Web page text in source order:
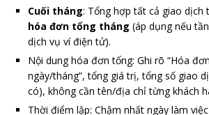
Cuối tháng: Tổng hợp tất cả giao
hóa đơn tổng tháng (áp dụng nếu
dịch vụ ví điện tử).
Nội dung hóa đơn tổng: Ghi rõ “Hóa
ngày/tháng”, tổng giá trị, tổng số giao
có), không cần tên/địa chỉ từng khách
Thời điểm lập: Chậm nhất ngày làm